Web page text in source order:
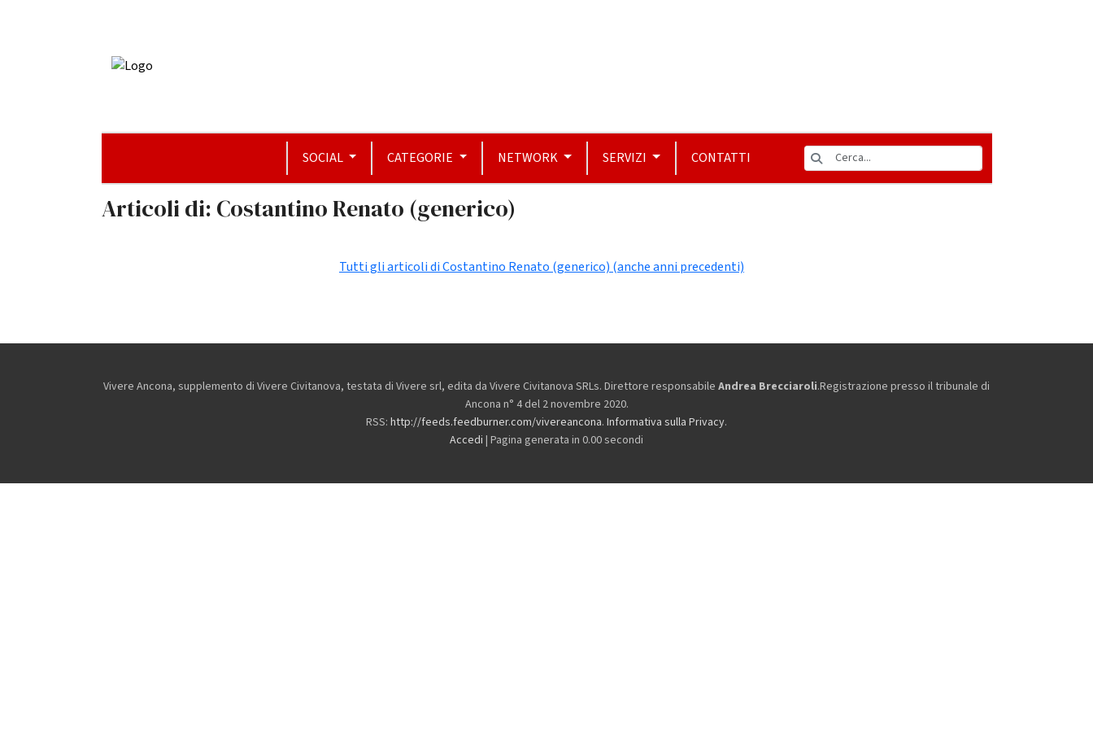
SOCIAL CATEGORIE NETWORK SERVIZI CONTATTI
Articoli di: Costantino Renato (generico)
Tutti gli articoli di Costantino Renato (generico) (anche anni precedenti)
Vivere Ancona, supplemento di Vivere Civitanova, testata di Vivere srl, edita da Vivere Civitanova SRLs. Direttore responsabile Andrea Brecciaroli.Registrazione presso il tribunale di
Ancona n° 4 del 2 novembre 2020.
RSS: http://feeds.feedburner.com/vivereancona. Informativa sulla Privacy.
Accedi | Pagina generata in 0.00 secondi